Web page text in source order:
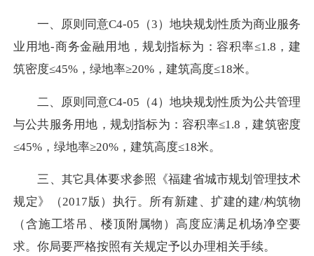
一、
原则同意C4-05（3）地块规划性质为商业服务
业用地-商务金融用地，规划指标为：容积率≤1.8，建
筑密度≤45%，绿地率≥20%，建筑高度≤18米。
二、
原则同意C4-05（4）地块规划性质为公共管理
与公共服务用地，规划指标为：容积率≤1.8，建筑密度
≤45%，绿地率≥20%，建筑高度≤18米。
三、 其它具体要求参照《福建省城市规划管理技术
规定》（2017版）执行。所有新建、扩建的建/构筑物
（含施工塔吊、楼顶附属物）高度应满足机场净空要
求。你局要严格按照有关规定予以办理相关手续。